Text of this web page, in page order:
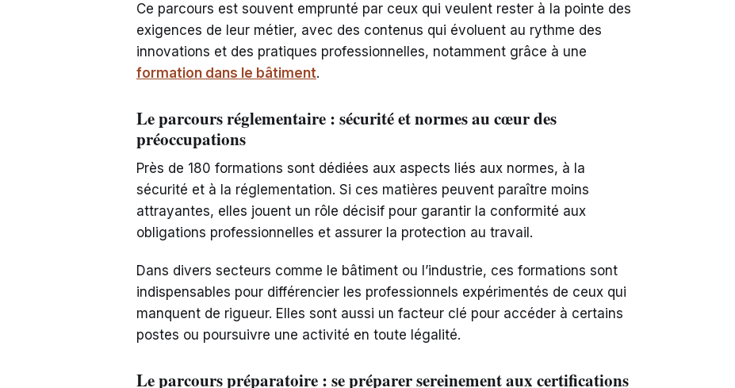
Ce parcours est souvent emprunté par ceux qui veulent rester à la pointe des
exigences de leur métier, avec des contenus qui évoluent au rythme des
innovations et des pratiques professionnelles, notamment grâce à une
formation dans le bâtiment.
Le parcours réglementaire : sécurité et normes au cœur des
préoccupations
Près de 180 formations sont dédiées aux aspects liés aux normes, à la
sécurité et à la réglementation. Si ces matières peuvent paraître moins
attrayantes, elles jouent un rôle décisif pour garantir la conformité aux
obligations professionnelles et assurer la protection au travail.
Dans divers secteurs comme le bâtiment ou l’industrie, ces formations sont
indispensables pour différencier les professionnels expérimentés de ceux qui
manquent de rigueur. Elles sont aussi un facteur clé pour accéder à certains
postes ou poursuivre une activité en toute légalité.
Le parcours préparatoire : se préparer sereinement aux certifications